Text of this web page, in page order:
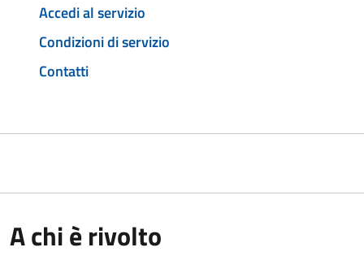
Accedi al servizio
Condizioni di servizio
Contatti
A chi è rivolto